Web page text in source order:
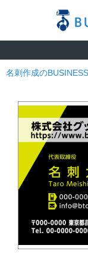
名刺作成の